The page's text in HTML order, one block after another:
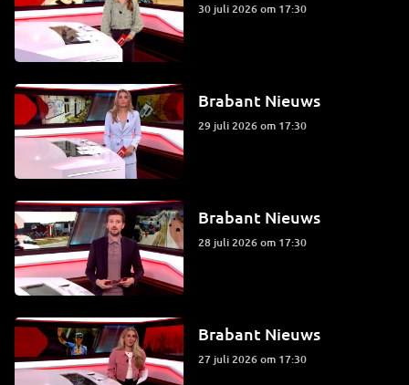
30 juli 2026 om 17:30
Brabant Nieuws
29 juli 2026 om 17:30
Brabant Nieuws
28 juli 2026 om 17:30
Brabant Nieuws
27 juli 2026 om 17:30